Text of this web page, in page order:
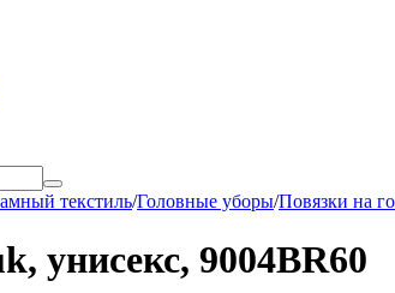
текстиль/Головные уборы/Повязки на
унисекс, 9004BR60